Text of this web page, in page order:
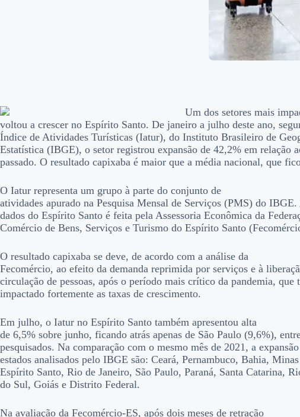
Um dos setores mais
voltou a crescer no Espírito Santo. De janeiro a julho deste ano,
Índice de Atividades Turísticas (Iatur), do Instituto Brasileiro de
Estatística (IBGE), o setor registrou expansão de 42,2% em relação
passado. O resultado capixaba é maior que a média nacional, que
O Iatur representa um grupo à parte do conjunto de
atividades apurado na Pesquisa Mensal de Serviços (PMS) do IBGE.
dados do Espírito Santo é feita pela Assessoria Econômica da
Comércio de Bens, Serviços e Turismo do Espírito Santo
O resultado capixaba se deve, de acordo com a análise da
Fecomércio, ao efeito da demanda reprimida por serviços e à
circulação de pessoas, após o período mais crítico da pandemia, que
impactado fortemente as taxas de crescimento.
Em julho, o Iatur no Espírito Santo também apresentou alta
de 6,5% sobre junho, ficando atrás apenas de São Paulo (9,6%),
pesquisados. Na comparação com o mesmo mês de 2021, a
estados analisados pelo IBGE são: Ceará, Pernambuco, Bahia,
Espírito Santo, Rio de Janeiro, São Paulo, Paraná, Santa Catarina,
do Sul, Goiás e Distrito Federal.
Na avaliação da Fecomércio-ES, após dois meses de retração